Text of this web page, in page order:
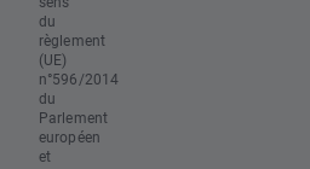
du
règlement
(UE)
n°596/2014
du
Parlement
européen
et